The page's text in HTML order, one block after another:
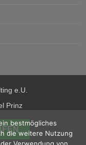
e.U.
Prinz
bestmögliches
die weitere Nutzung